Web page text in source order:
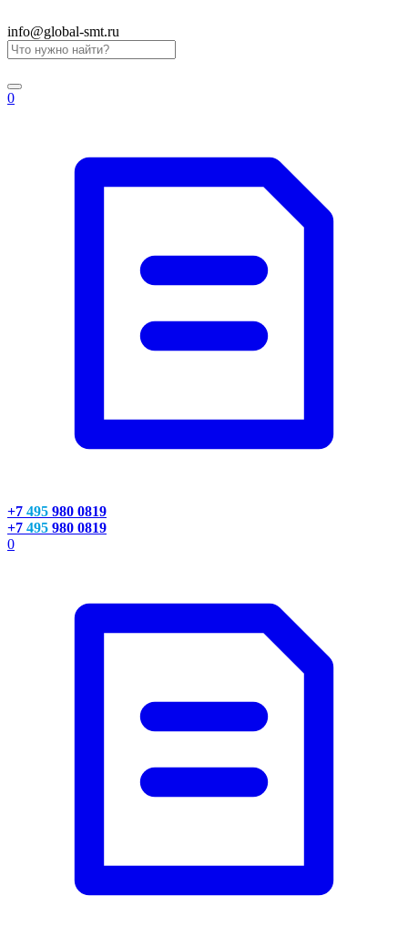
info@global-smt.ru
0
+7 495 980 0819
+7 495 980 0819
0